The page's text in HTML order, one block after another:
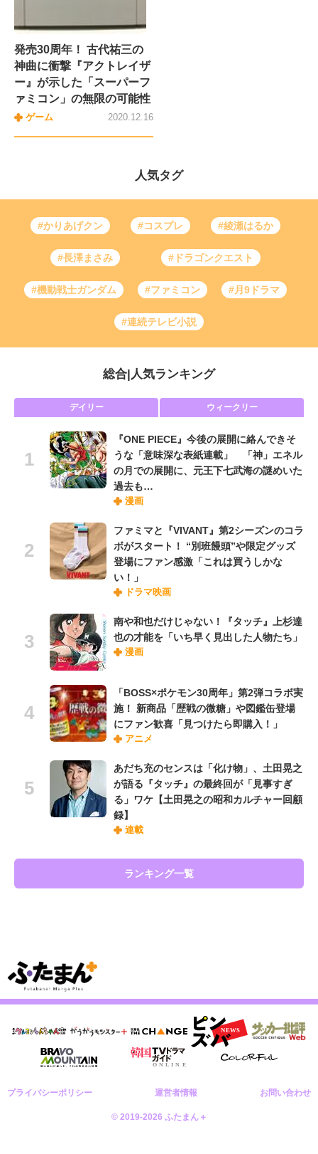
発売30周年！ 古代祐三の
神曲に衝撃『アクトレイザ
ー』が示した「スーパーフ
ァミコン」の無限の可能性
ゲーム 2020.12.16
人気タグ
#かりあげクン #コスプレ #綾瀬はるか
#長澤まさみ #ドラゴンクエスト
#機動戦士ガンダム #ファミコン #月9ドラマ
#連続テレビ小説
総合 人気ランキング
デイリー ウィークリー
『ONE PIECE』今後の展開に絡んできそ
うな「意味深な表紙連載」 「神」エネル
の月での展開に、元王下七武海の謎めいた
過去も…
漫画
ファミマと『VIVANT』第2シーズンのコラ
ボがスタート！ “別班饅頭”や限定グッズ
登場にファン感激「これは買うしかな
い！」
ドラマ映画
南や和也だけじゃない！『タッチ』上杉達
也の才能を「いち早く見出した人物たち」
漫画
「BOSS×ポケモン30周年」第2弾コラボ実
施！ 新商品「歴戦の微糖」や図鑑缶登場
にファン歓喜「見つけたら即購入！」
アニメ
あだち充のセンスは「化け物」、土田晃之
が語る『タッチ』の最終回が「見事すぎ
る」ワケ【土田晃之の昭和カルチャー回顧
録】
連載
ランキング一覧
プライバシーポリシー 運営者情報 お問い合わせ
© 2019-2026 ふたまん＋